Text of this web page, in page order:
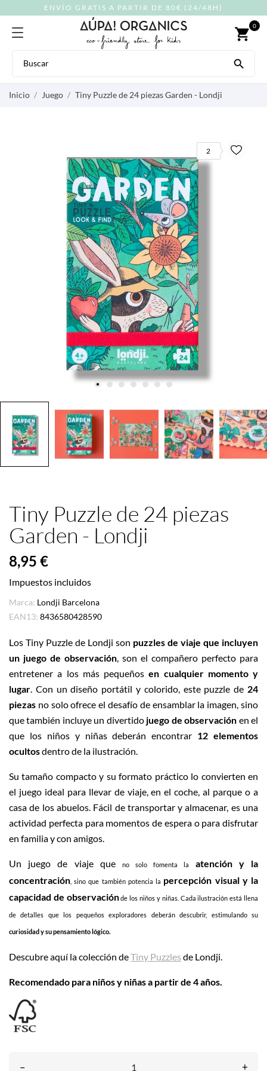
ENVÍO GRATIS A PARTIR DE 80€ (24/48H)
shopping_cart 0

Inicio Juego Tiny Puzzle de 24 piezas Garden - Londji
2
Tiny Puzzle de 24 piezas
Garden - Londji
8,95 €
Impuestos incluidos
Marca: Londji Barcelona
EAN13: 8436580428590
Los Tiny Puzzle de Londji son puzzles de viaje que incluyen
un juego de observación, son el compañero perfecto para
entretener a los más pequeñosen cualquier momento y
lugar. Con un diseño portátil y colorido, este puzzle de 24
piezas no solo ofrece el desafío de ensamblar la imagen, sino
que también incluye un divertido juego de observación en el
que los niños y niñas deberán encontrar 12 elementos
ocultosdentro de la ilustración.
Su tamaño compacto y su formato práctico lo convierten en
el juego ideal para llevar de viaje, en el coche, al parque o a
casa de los abuelos. Fácil de transportar y almacenar, es una
actividad perfecta para momentos de espera o para disfrutar
en familia y con amigos.
Un juego de viaje que no solo fomenta la atención y la
concentración , sino que también potencia la percepción visual y la
capacidad de observaciónde los niños y niñas. Cada ilustración está llena
de detalles que los pequeños exploradores deberán descubrir, estimulando su
curiosidad y su pensamiento lógico.
Descubre aquí la colección deTiny Puzzles de Londji.
Recomendado para niños y niñas a partir de 4 años.
– +